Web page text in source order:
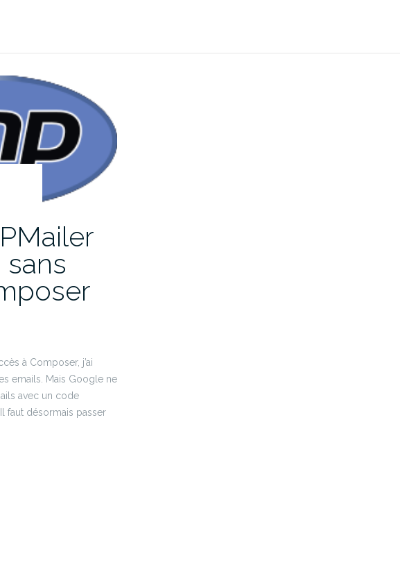
sans
à Composer, j’ai
emails. Mais Google ne
avec un code
faut désormais passer